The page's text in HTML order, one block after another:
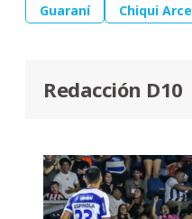
Guaraní Chiqui Arce
Redacción D10